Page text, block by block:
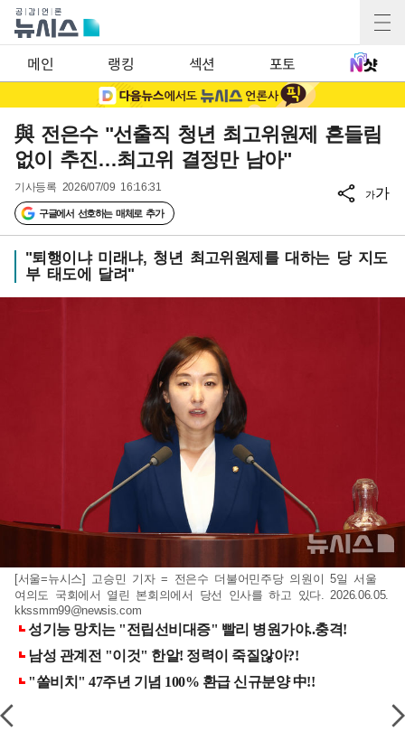
메인 랭킹 섹션 포토
與 전은수 "선출직 청년 최고위원제 흔들림
없이 추진…최고위 결정만 남아"
기사등록 2026/07/09 16:16:31
구글에서 선호하는 매체로 추가
가가
"퇴행이냐 미래냐, 청년 최고위원제를 대하는 당 지도
부 태도에 달려"
[서울=뉴시스] 고승민 기자 = 전은수 더불어민주당 의원이 5일 서울
여의도 국회에서 열린 본회의에서 당선 인사를 하고 있다. 2026.06.05.
kkssmm99@newsis.com